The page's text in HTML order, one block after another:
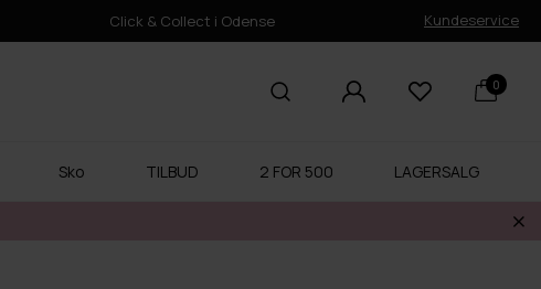
Click & Collect i Odense Kundeservice
0
Sko TILBUD 2 FOR 500 LAGERSALG